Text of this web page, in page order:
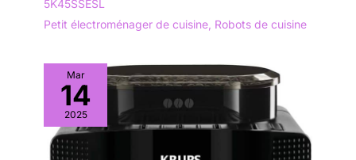
5K45SSESL
Petit électroménager de cuisine Robots de cuisine
Mar
14
2025